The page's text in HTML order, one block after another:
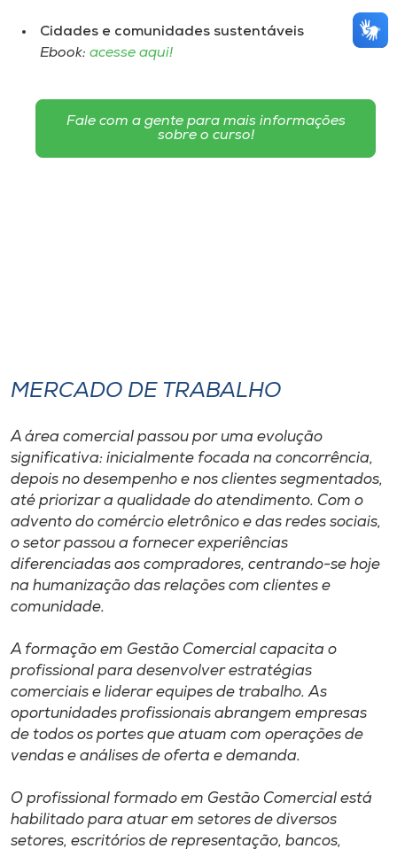
Cidades e comunidades sustentáveis
Ebook: acesse aqui!
Fale com a gente para mais informações
sobre o curso!
MERCADO DE TRABALHO
A área comercial passou por uma evolução
significativa: inicialmente focada na concorrência,
depois no desempenho e nos clientes segmentados,
até priorizar a qualidade do atendimento. Com o
advento do comércio eletrônico e das redes sociais,
o setor passou a fornecer experiências
diferenciadas aos compradores, centrando-se hoje
na humanização das relações com clientes e
comunidade.
A formação em Gestão Comercial capacita o
profissional para desenvolver estratégias
comerciais e liderar equipes de trabalho. As
oportunidades profissionais abrangem empresas
de todos os portes que atuam com operações de
vendas e análises de oferta e demanda.
O profissional formado em Gestão Comercial está
habilitado para atuar em setores de diversos
setores, escritórios de representação, bancos,